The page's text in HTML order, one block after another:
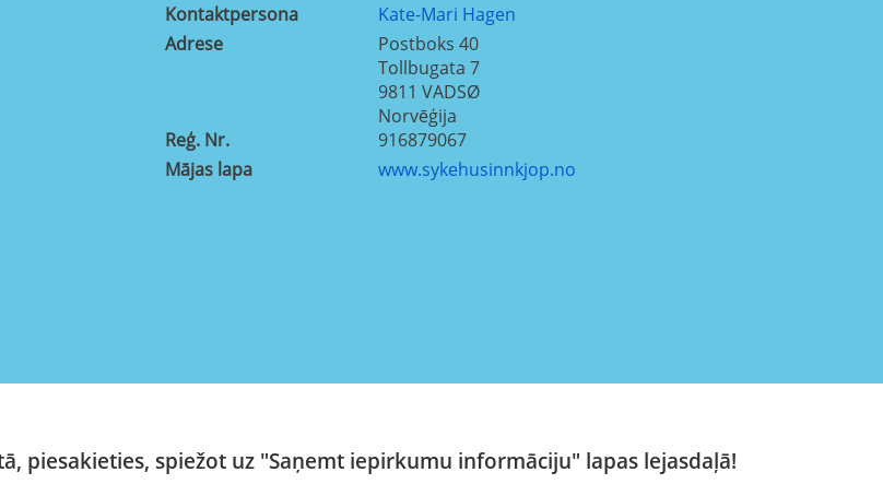
Kontaktpersona
Kate-Mari Hagen
Adrese
Postboks 40
Tollbugata 7
9811 VADSØ
Norvēģija
Reģ. Nr.
916879067
Mājas lapa
www.sykehusinnkjop.no
piesakieties, spiežot uz "Saņemt iepirkumu informāciju" lapas lejasdaļā!